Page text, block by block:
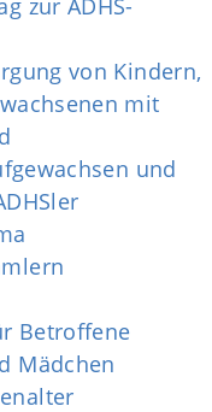
von Kindern,
mit
und
Betroffene
Mädchen